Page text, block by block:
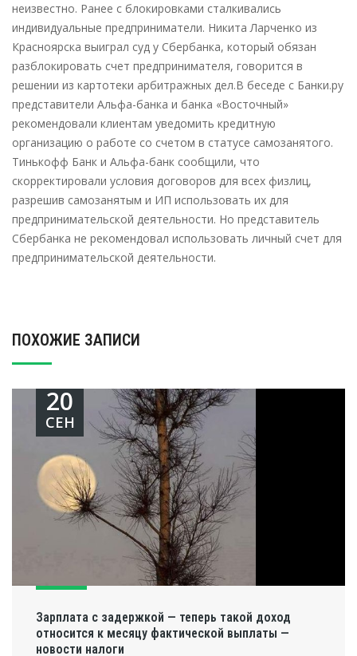
неизвестно. Ранее с блокировками сталкивались
индивидуальные предприниматели. Никита Ларченко из
Красноярска выиграл суд у Сбербанка, который обязан
разблокировать счет предпринимателя, говорится в
решении из картотеки арбитражных дел.В беседе с Банки.ру
представители Альфа-банка и банка «Восточный»
рекомендовали клиентам уведомить кредитную
организацию о работе со счетом в статусе самозанятого.
Тинькофф Банк и Альфа-банк сообщили, что
скорректировали условия договоров для всех физлиц,
разрешив самозанятым и ИП использовать их для
предпринимательской деятельности. Но представитель
Сбербанка не рекомендовал использовать личный счет для
предпринимательской деятельности.
ПОХОЖИЕ ЗАПИСИ
Зарплата с задержкой — теперь такой доход
относится к месяцу фактической выплаты —
новости налоги
20
СЕН